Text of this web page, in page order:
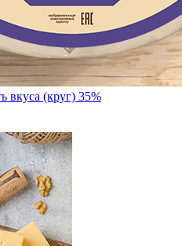
вкуса (круг) 35%